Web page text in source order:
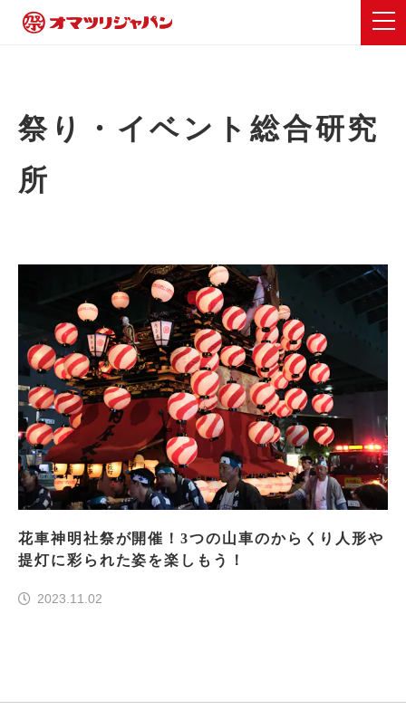
祭り・イベント総合研究
所
花車神明社祭が開催！3つの山車のからくり人形や
提灯に彩られた姿を楽しもう！
2023.11.02